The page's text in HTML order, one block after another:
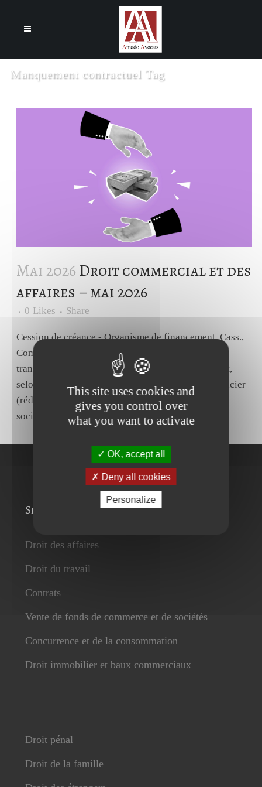
Manquement contractuel Tag
Mai 2026Droit commercial et des
affaires – mai 2026
0 Likes Share
Cession de créance - Organisme de financement. Cass.,
Com., 15 avril 2026, n° 25-11594.Source En cas de
transfert de créance à un organisme de financement,
selon l'article L 214-172 du code monétaire et financier
(rédaction loi du n°2019-486 du 22 mai 2019) :- la
société de...
Services
Droit des affaires
Droit du travail
Contrats
Vente de fonds de commerce et de sociétés
Concurrence et de la consommation
Droit immobilier et baux commerciaux
Droit pénal
Droit de la famille
This site uses cookies and
gives you control over
what you want to activate
OK, accept all
Deny all cookies
Personalize